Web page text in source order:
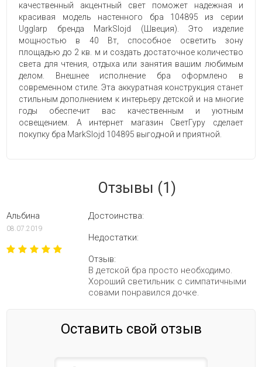
качественный акцентный свет поможет надежная и
красивая модель настенного бра 104895 из серии
Ugglarp бренда MarkSlojd (Швеция). Это изделие
мощностью в 40 Вт, способное осветить зону
площадью до 2 кв. м и создать достаточное количество
света для чтения, отдыха или занятия вашим любимым
делом. Внешнее исполнение бра оформлено в
современном стиле. Эта аккуратная конструкция станет
стильным дополнением к интерьеру детской и на многие
годы обеспечит вас качественным и уютным
освещением. А интернет магазин СветГуру сделает
покупку бра MarkSlojd 104895 выгодной и приятной.
Отзывы (1)
Альбина
08.07.2019
Достоинства:
Недостатки:
Отзыв:
В детской бра просто необходимо.
Хороший светильник с симпатичными
совами понравился дочке.
Оставить свой отзыв